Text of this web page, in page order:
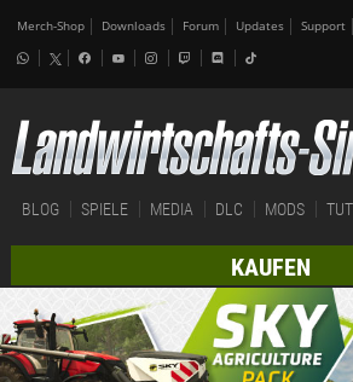
Merch-Shop Downloads Forum Updates Support
BLOG SPIELE MEDIA DLC MODS
KAUFEN